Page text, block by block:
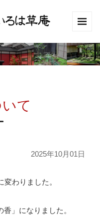
て
2025年10月01日
わりました。
」になりました。